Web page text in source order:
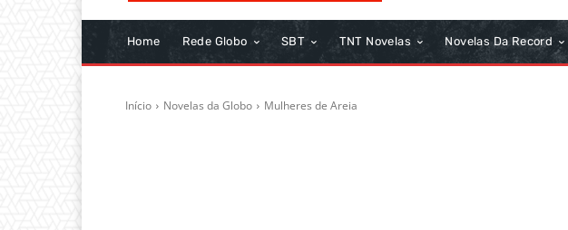
Home Rede Globo SBT TNT Novelas Novelas Da Record
Início Novelas da Globo Mulheres de Areia